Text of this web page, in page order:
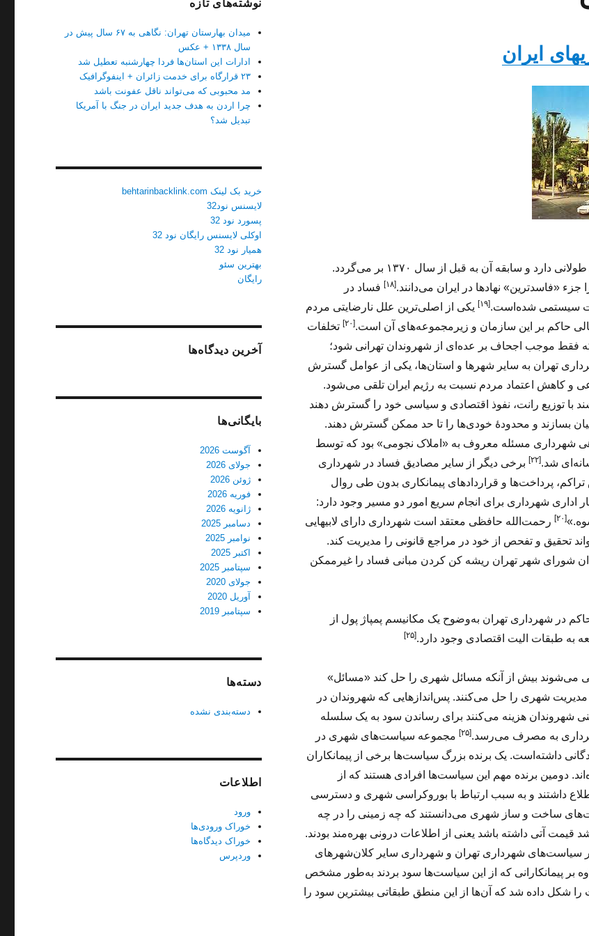
ایران
و سابقه آن به قبل از سال ۱۳۷۰ بر می‌گردد.
«فاسدترین» نهادها در ایران می‌دانند.[۱۸]
فساد در
سیستمی شده‌است.[۱۹]
یکی از اصلی‌ترین علل نارضایتی مردم
حاکم بر این سازمان و زیرمجموعه‌های آن است.[۲۰]
تخلفات
موجب اجحاف بر عده‌ای از شهروندان تهرانی شود؛
تهران به سایر شهرها و استان‌ها، یکی از عوامل گسترش
و کاهش اعتماد مردم نسبت به رژیم ایران تلقی می‌شود.
با توزیع رانت، نفوذ اقتصادی و سیاسی خود را گسترش دهند
بسازند و محدودهٔ خودی‌ها را تا حد ممکن گسترش دهند.
شهرداری مسئله معروف به «املاک نجومی» بود که توسط
شد.[۲۲]
برخی دیگر از سایر مصادیق فساد در شهرداری
پرداخت‌ها و قراردادهای پیمانکاری بدون طی روال
اداری شهرداری برای انجام سریع امور دو مسیر وجود دارد:
[۲۰]
رحمت‌الله حافظی معتقد است شهرداری دارای لابیهایی
تحقیق و تفحص از خود در مراجع قانونی را مدیریت کند.
شورای شهر تهران ریشه کن کردن مبانی فساد را غیرممکن
در شهرداری تهران به‌وضوح یک مکانیسم پمپاژ پول از
به طبقات الیت اقتصادی وجود دارد.[۲۵]
می‌شوند بیش از آنکه مسائل شهری را حل کند «مسائل»
مدیریت شهری را حل می‌کنند. پس‌اندازهایی که شهروندان در
شهروندان هزینه می‌کنند برای رساندن سود به یک سلسله
به مصرف می‌رسد.[۲۵]
مجموعه سیاست‌های شهری در
داشته‌است. یک برنده بزرگ سیاست‌ها برخی از پیمانکاران
دومین برنده مهم این سیاست‌ها افرادی هستند که از
داشتند و به سبب ارتباط با بوروکراسی شهری و دسترسی
ساخت و ساز شهری می‌دانستند که چه زمینی را در چه
قیمت آتی داشته باشد یعنی از اطلاعات درونی بهره‌مند بودند.
سیاست‌های شهرداری تهران و شهرداری سایر کلان‌شهرهای
بر پیمانکارانی که از این سیاست‌ها سود بردند به‌طور مشخص
شکل داده شد که آن‌ها از این منطق طبقاتی بیشترین سود را
نوشته‌های تازه
میدان بهارستان تهران: نگاهی به ۶۷ سال پیش در
سال ۱۳۳۸ + عکس
ادارات این استان‌ها فردا چهارشنبه تعطیل شد
۲۳ قرارگاه برای خدمت زائران + اینفوگرافیک
مد محبوبی که می‌تواند ناقل عفونت باشد
چرا اردن به هدف جدید ایران در جنگ با آمریکا
تبدیل شد؟
خرید بک لینک behtarinbacklink.com
لایسنس نود32
پسورد نود 32
اوکلی لایسنس رایگان نود 32
همیار نود 32
بهترین سئو
رایگان
آخرین دیدگاه‌ها
بایگانی‌ها
آگوست 2026
جولای 2026
ژوئن 2026
فوریه 2026
ژانویه 2026
دسامبر 2025
نوامبر 2025
اکتبر 2025
سپتامبر 2025
جولای 2020
آوریل 2020
سپتامبر 2019
دسته‌ها
دسته‌بندی نشده
اطلاعات
ورود
خوراک ورودی‌ها
خوراک دیدگاه‌ها
وردپرس